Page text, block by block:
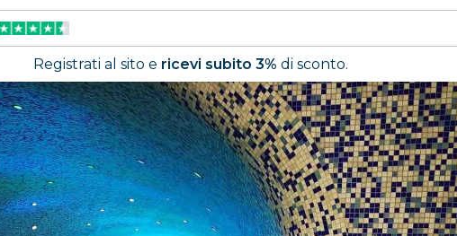
Registrati al sito e ricevi subito 3% di sconto.